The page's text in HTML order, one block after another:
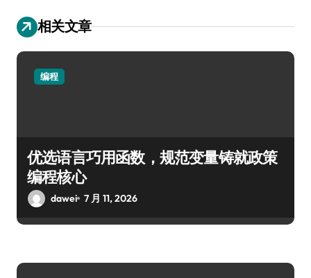
相关文章
编程
优选语言巧用函数，规范变量铸就政策
编程核心
dawei 7 月 11, 2026